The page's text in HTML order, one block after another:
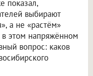
показал,
выбирают
а не «растём»
этом напряжённом
вопрос: каков